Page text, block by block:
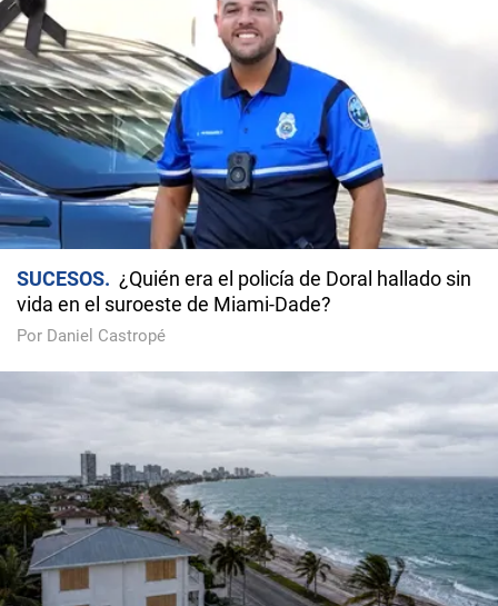
SUCESOS
¿Quién era el policía de Doral hallado sin
vida en el suroeste de Miami-Dade?
Por Daniel Castropé